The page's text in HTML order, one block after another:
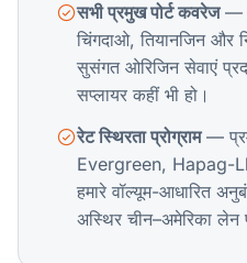
सभी प्रमुख पोर्ट कवरेज—
चिंगदाओ, तियानजिन और
सुसंगत ओरिजिन सेवाएं
सप्लायर कहीं भी हो।
रेट स्थिरता प्रोग्राम—
Evergreen, Hapag-
हमारे वॉल्यूम-आधारित
अस्थिर चीन–अमेरिका लेन